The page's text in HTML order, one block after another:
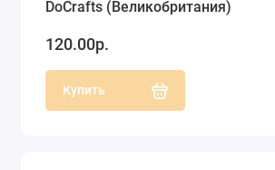
DoCrafts (Великобритания)
120.00р.
Купить